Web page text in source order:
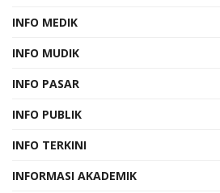
INFO MEDIK
INFO MUDIK
INFO PASAR
INFO PUBLIK
INFO TERKINI
INFORMASI AKADEMIK